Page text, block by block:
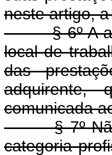
neste artigo,
§ 6º A
local de
das
adquirente,
comunicada
§ 7º Não
categoria